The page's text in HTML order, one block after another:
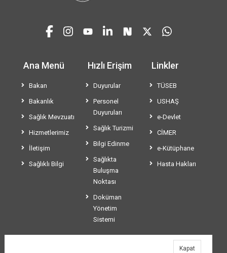
Ana Menü
Bakan
Bakanlık
Sağlık Mevzuatı
Hizmetlerimiz
İletişim
Sağlıklı Bilgi
Hızlı Erişim
Duyurular
Personel
Duyuruları
Sağlık Turizmi
Bilgi Edinme
Sağlıkta
Buluşma
Noktası
Doküman
Yönetim
Sistemi
Linkler
TÜSEB
USHAŞ
e-Devlet
CİMER
e-Kütüphane
Hasta Hakları
Kapat